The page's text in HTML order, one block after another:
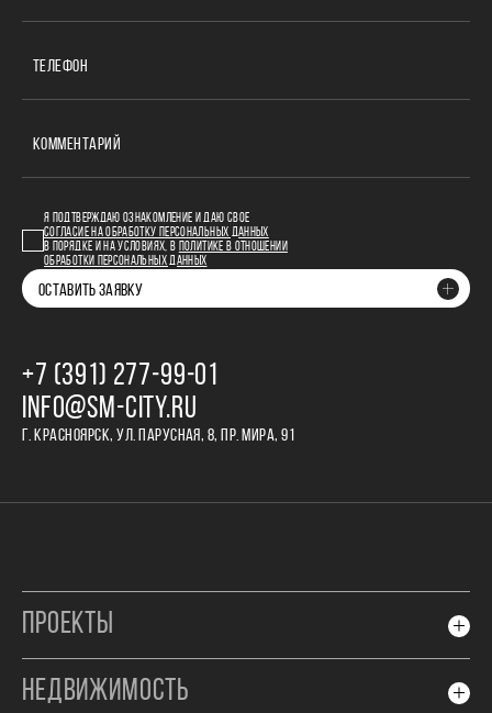
ТЕЛЕФОН
КОММЕНТАРИЙ
Я ПОДТВЕРЖДАЮ ОЗНАКОМЛЕНИЕ И ДАЮ СВОЕ
СОГЛАСИЕ НА ОБРАБОТКУ ПЕРСОНАЛЬНЫХ ДАННЫХ
В ПОРЯДКЕ И НА УСЛОВИЯХ, В
ПОЛИТИКЕ В ОТНОШЕНИИ
ОБРАБОТКИ ПЕРСОНАЛЬНЫХ ДАННЫХ
ОСТАВИТЬ ЗАЯВКУ
+7 (391) 277‒99‒01
INFO@SM-CITY.RU
Г. КРАСНОЯРСК, УЛ. ПАРУСНАЯ, 8, ПР. МИРА, 91
ПРОЕКТЫ
НЕДВИЖИМОСТЬ